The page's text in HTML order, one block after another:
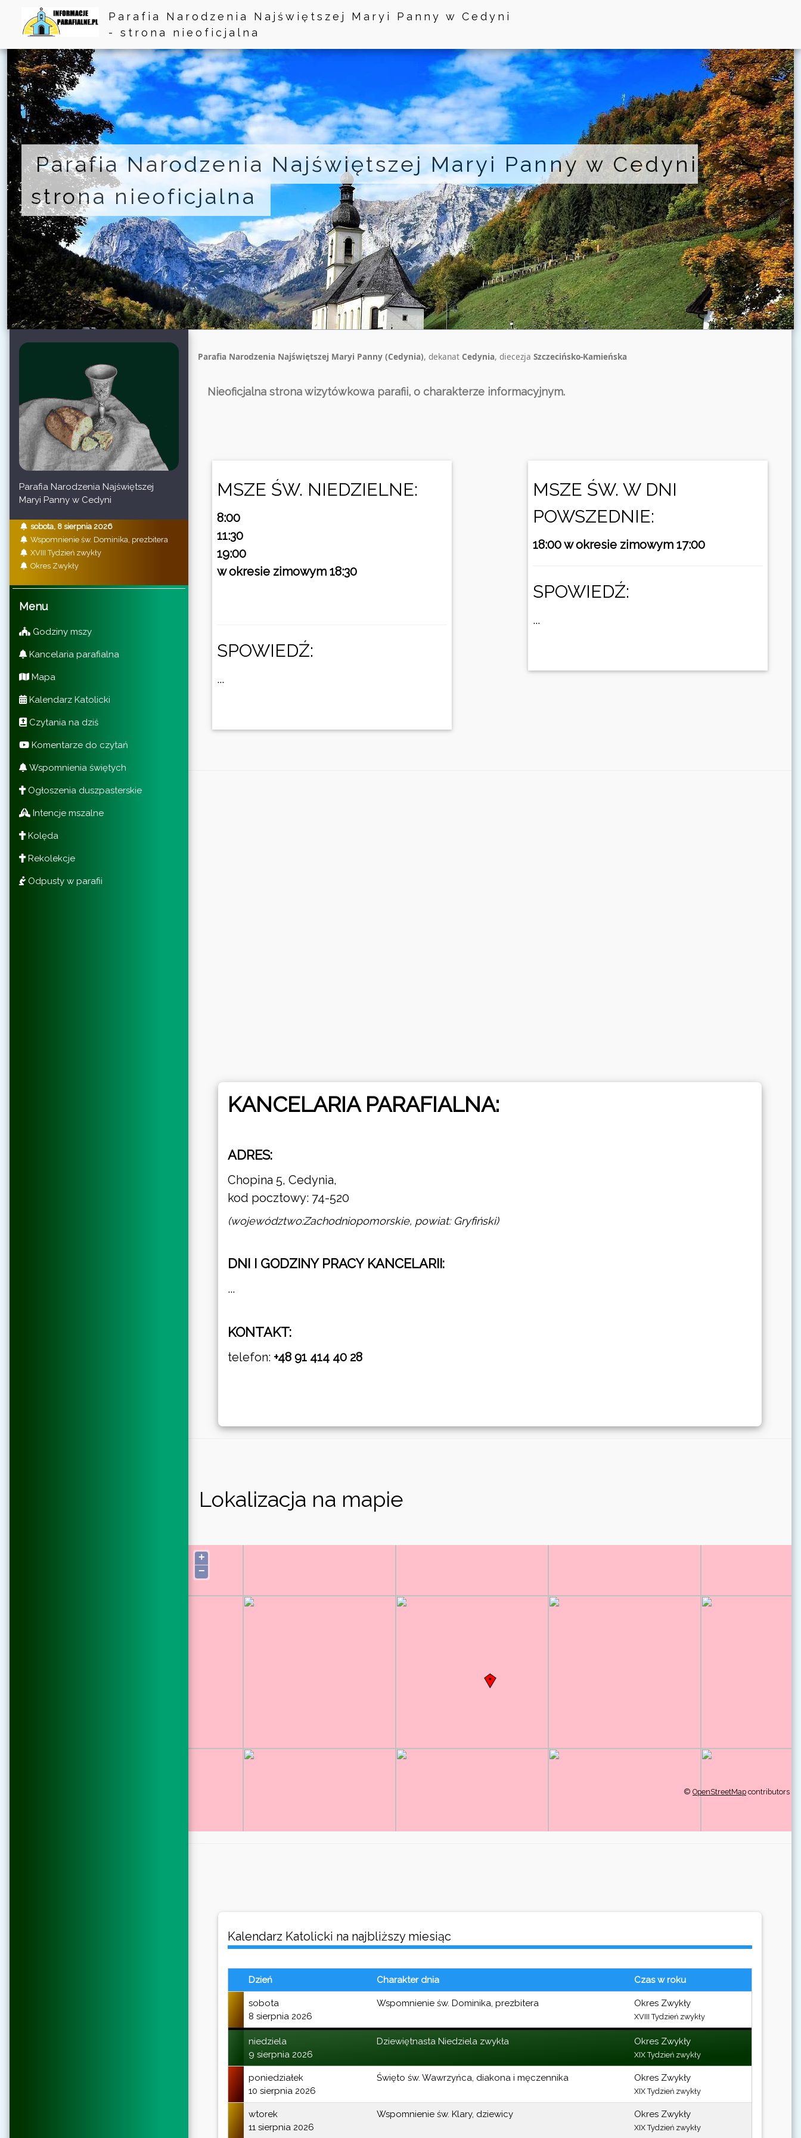
Parafia Narodzenia Najświętszej Maryi Panny w Cedyni
- strona nieoficjalna
Parafia Narodzenia Najświętszej Maryi Panny w Cedyni
strona nieoficjalna
Parafia Narodzenia Najświętszej
Maryi Panny w Cedyni
sobota, 8 sierpnia 2026
Wspomnienie św. Dominika, prezbitera
XVIII Tydzień zwykły
Okres Zwykły
Menu
Godziny mszy
Kancelaria parafialna
Mapa
Kalendarz Katolicki
Czytania na dziś
Komentarze do czytań
Wspomnienia świętych
Ogłoszenia duszpasterskie
Intencje mszalne
Kolęda
Rekolekcje
Odpusty w parafii
Parafia Narodzenia Najświętszej Maryi Panny (Cedynia), dekanat Cedynia, diecezja Szczecińsko-Kamieńska
Nieoficjalna strona wizytówkowa parafii, o charakterze informacyjnym.
MSZE ŚW. NIEDZIELNE:
8:00
11:30
19:00
w okresie zimowym 18:30
SPOWIEDŹ:
...
MSZE ŚW. W DNI
POWSZEDNIE:
18:00 w okresie zimowym 17:00
SPOWIEDŹ:
...
KANCELARIA PARAFIALNA:
ADRES:
Chopina 5, Cedynia,
kod pocztowy: 74-520
(województwo:Zachodniopomorskie, powiat: Gryfiński)
DNI I GODZINY PRACY KANCELARII:
...
KONTAKT:
telefon: +48 91 414 40 28
Lokalizacja na mapie
+
−
© OpenStreetMap contributors
Kalendarz Katolicki na najbliższy miesiąc
Dzień Charakter dnia Czas w roku
sobota
8 sierpnia 2026
Wspomnienie św. Dominika, prezbitera Okres Zwykły
XVIII Tydzień zwykły
niedziela
9 sierpnia 2026
Dziewiętnasta Niedziela zwykła Okres Zwykły
XIX Tydzień zwykły
poniedziałek
10 sierpnia 2026
Święto św. Wawrzyńca, diakona i męczennika Okres Zwykły
XIX Tydzień zwykły
wtorek
11 sierpnia 2026
Wspomnienie św. Klary, dziewicy Okres Zwykły
XIX Tydzień zwykły